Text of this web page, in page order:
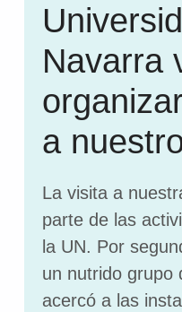
Navarra
a
La visita a
parte de las
la UN. Por
un nutrido grupo
acercó a las